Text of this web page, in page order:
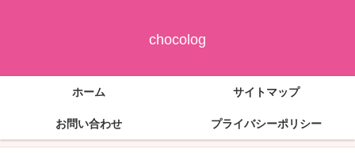
chocolog
ホーム サイトマップ
お問い合わせ プライバシーポリシー